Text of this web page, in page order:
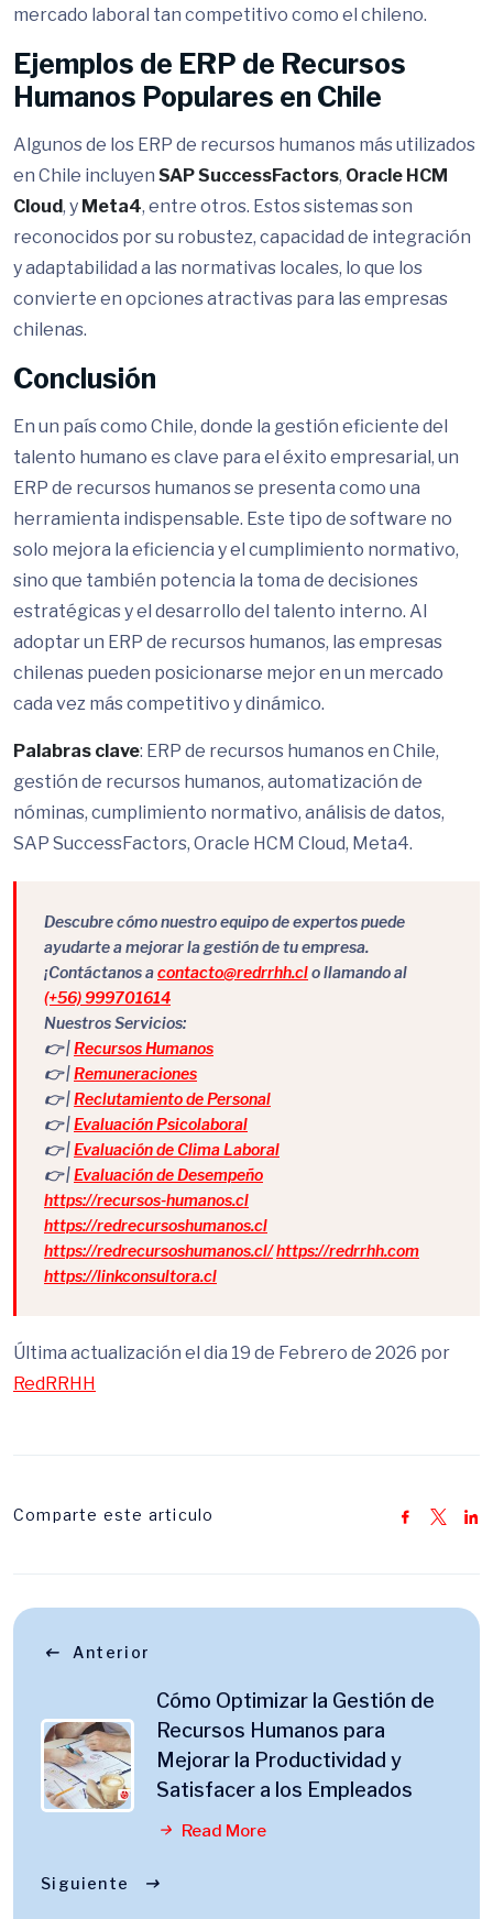
mercado laboral tan competitivo como el chileno.
Ejemplos de ERP de Recursos
Humanos Populares en Chile
Algunos de los ERP de recursos humanos más utilizados
en Chile incluyen SAP SuccessFactors, Oracle HCM
Cloud, y Meta4, entre otros. Estos sistemas son
reconocidos por su robustez, capacidad de integración
y adaptabilidad a las normativas locales, lo que los
convierte en opciones atractivas para las empresas
chilenas.
Conclusión
En un país como Chile, donde la gestión eficiente del
talento humano es clave para el éxito empresarial, un
ERP de recursos humanos se presenta como una
herramienta indispensable. Este tipo de software no
solo mejora la eficiencia y el cumplimiento normativo,
sino que también potencia la toma de decisiones
estratégicas y el desarrollo del talento interno. Al
adoptar un ERP de recursos humanos, las empresas
chilenas pueden posicionarse mejor en un mercado
cada vez más competitivo y dinámico.
Palabras clave: ERP de recursos humanos en Chile,
gestión de recursos humanos, automatización de
nóminas, cumplimiento normativo, análisis de datos,
SAP SuccessFactors, Oracle HCM Cloud, Meta4.
Descubre cómo nuestro equipo de expertos puede
ayudarte a mejorar la gestión de tu empresa.
¡Contáctanos acontacto@redrrhh.clo llamando al
(+56) 999701614
Nuestros Servicios:
👉 |Recursos Humanos
👉 |Remuneraciones
👉 |Reclutamiento de Personal
👉 |Evaluación Psicolaboral
👉 |Evaluación de Clima Laboral
👉 |Evaluación de Desempeño
https://recursos-humanos.cl
https://redrecursoshumanos.cl
https://redrecursoshumanos.cl/https://redrrhh.com
https://linkconsultora.cl
Última actualización el dia 19 de Febrero de 2026 por
RedRRHH
Comparte este articulo
Anterior
Cómo Optimizar la Gestión de
Recursos Humanos para
Mejorar la Productividad y
Satisfacer a los Empleados
Read More
Siguiente